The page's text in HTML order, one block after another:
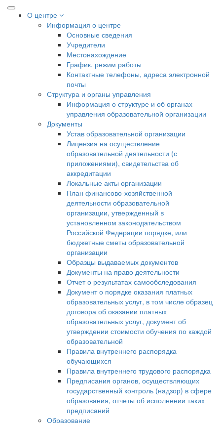
О центре
Информация о центре
Основные сведения
Учредители
Местонахождение
График, режим работы
Контактные телефоны, адреса электронной
почты
Структура и органы управления
Информация о структуре и об органах
управления образовательной организации
Документы
Устав образовательной организации
Лицензия на осуществление
образовательной деятельности (с
приложениями), свидетельства об
аккредитации
Локальные акты организации
План финансово-хозяйственной
деятельности образовательной
организации, утвержденный в
установленном законодательством
Российской Федерации порядке, или
бюджетные сметы образовательной
организации
Образцы выдаваемых документов
Документы на право деятельности
Отчет о результатах самообследования
Документ о порядке оказания платных
образовательных услуг, в том числе образец
договора об оказании платных
образовательных услуг, документ об
утверждении стоимости обучения по каждой
образовательной
Правила внутреннего распорядка
обучающихся
Правила внутреннего трудового распорядка
Предписания органов, осуществляющих
государственный контроль (надзор) в сфере
образования, отчеты об исполнении таких
предписаний
Образование